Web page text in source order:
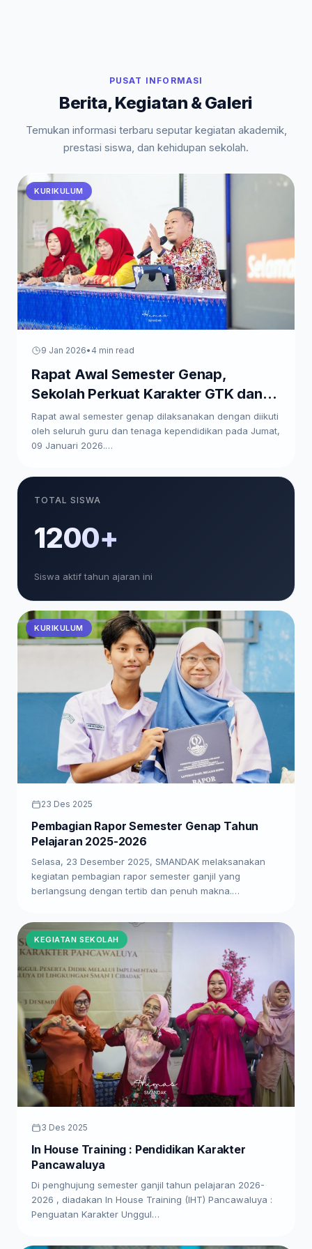
PUSAT INFORMASI
Berita, Kegiatan & Galeri
Temukan informasi terbaru seputar kegiatan akademik,
prestasi siswa, dan kehidupan sekolah.
KURIKULUM
9 Jan 2026• 4 min read
Rapat Awal Semester Genap,
Sekolah Perkuat Karakter GTK dan
Paparkan Program Kerja
Rapat awal semester genap dilaksanakan dengan diikuti
oleh seluruh guru dan tenaga kependidikan pada Jumat,
09 Januari 2026.…
TOTAL SISWA
1200+
Siswa aktif tahun ajaran ini
KURIKULUM
23 Des 2025
Pembagian Rapor Semester Genap Tahun
Pelajaran 2025-2026
Selasa, 23 Desember 2025, SMANDAK melaksanakan
kegiatan pembagian rapor semester ganjil yang
berlangsung dengan tertib dan penuh makna.…
KEGIATAN SEKOLAH
3 Des 2025
In House Training : Pendidikan Karakter
Pancawaluya
Di penghujung semester ganjil tahun pelajaran 2026-
2026 , diadakan In House Training (IHT) Pancawaluya :
Penguatan Karakter Unggul…